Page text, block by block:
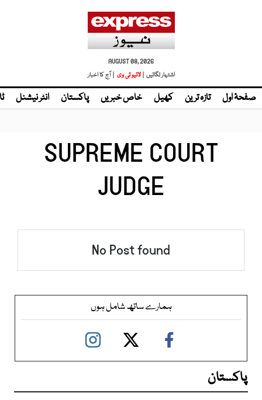
AUGUST 08, 2026
اشتہار لگائیں | لائیو ٹی وی | آج کا اخبار
صفحۂ اول تازہ ترین کھیل خاص خبریں پاکستان انٹر نیشنل
SUPREME COURT
JUDGE
No Post found
ہمارے ساتھ شامل ہوں
پاکستان